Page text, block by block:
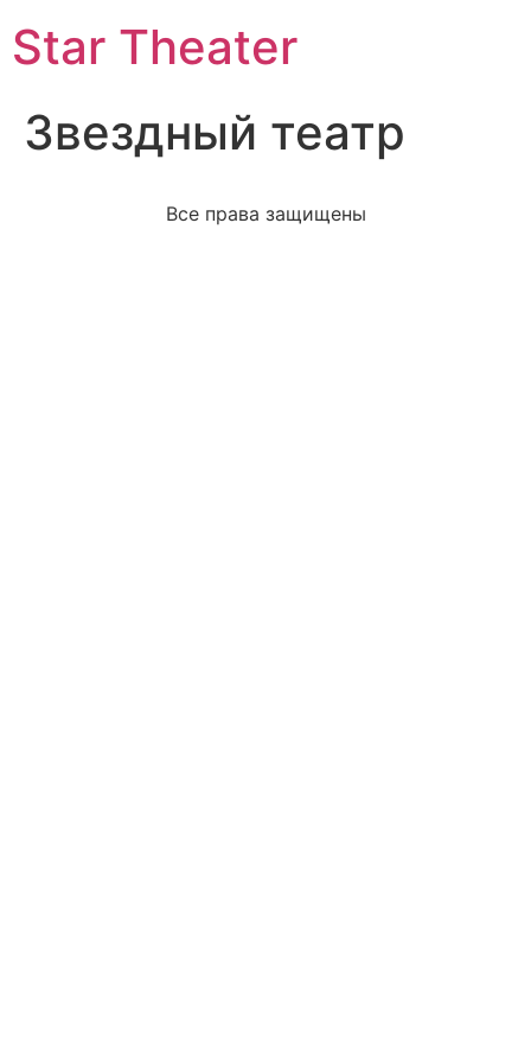
Star Theater
Звездный театр
Все права защищены